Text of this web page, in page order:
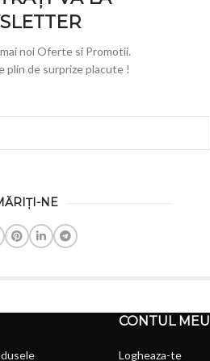
noi Oferte si Promotii.
plin de surprize placute !
NE
CONTUL MEU
Logheaza-te